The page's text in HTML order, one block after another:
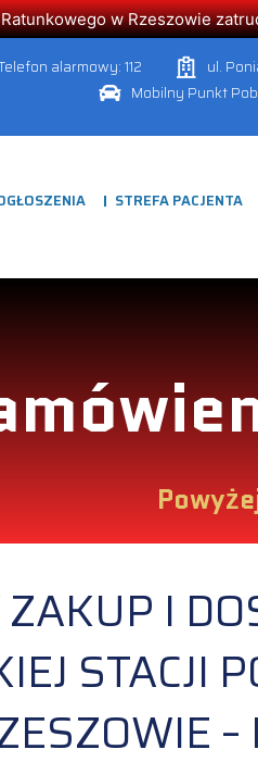
w Rzeszowie
alarmowy: 112 ul.
Mobilny Punkt
STREFA PACJENTA
I
STACJI